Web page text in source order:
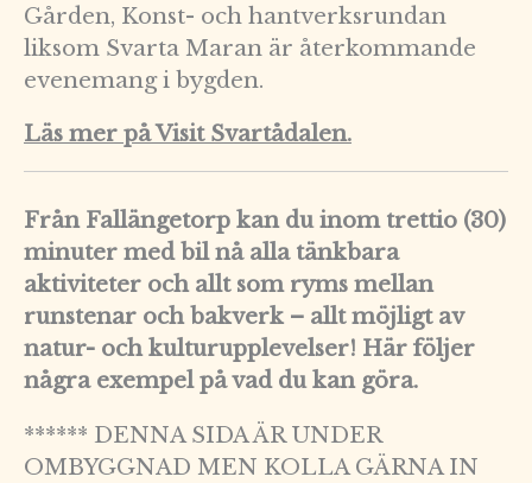
Gården, Konst- och hantverksrundan
liksom Svarta Maran är återkommande
evenemang i bygden.
Läs mer på Visit Svartådalen.
Från Fallängetorp kan du inom trettio (30)
minuter med bil nå alla tänkbara
aktiviteter och allt som ryms mellan
runstenar och bakverk – allt möjligt av
natur- och kulturupplevelser! Här följer
några exempel på vad du kan göra.
****** DENNA SIDA ÄR UNDER
OMBYGGNAD MEN KOLLA GÄRNA IN